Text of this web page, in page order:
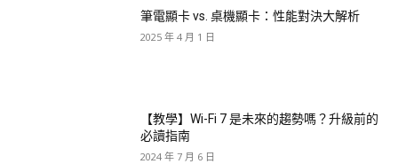
筆電顯卡 vs. 桌機顯卡：性能對決大解析
2025 年 4 月 1 日
【教學】Wi-Fi 7 是未來的趨勢嗎？升級前的
必讀指南
2024 年 7 月 6 日